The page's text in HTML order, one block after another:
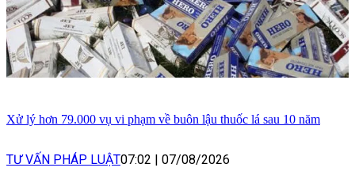
Xử lý hơn 79.000 vụ vi phạm về buôn lậu thuốc lá sau 10 năm
TƯ VẤN PHÁP LUẬT07:02 07/08/2026